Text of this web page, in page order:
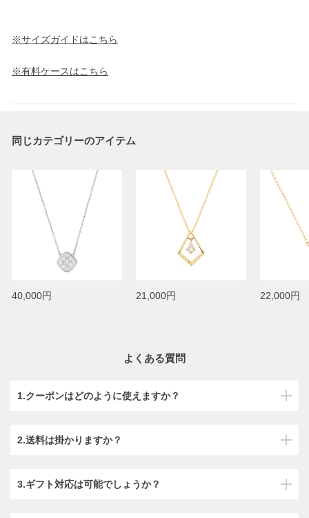
※サイズガイドはこちら
※有料ケースはこちら
同じカテゴリーのアイテム
40,000円 21,000円 22,000円
よくある質問
1.クーポンはどのように使えますか？
2.送料は掛かりますか？
3.ギフト対応は可能でしょうか？